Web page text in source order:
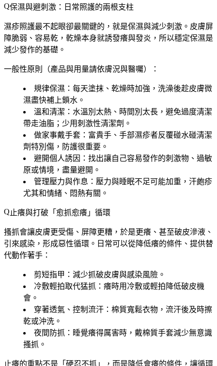
保濕與避刺激：日常照護的兩根支柱
濕疹照護最不起眼卻最關鍵的，就是保濕與減少刺激 。皮膚屏
障脆弱、容易乾，乾燥本身就誘發癢與發炎，所以穩定保濕是
減少發作的基礎。
一般性原則（產品與用量請依膚況與醫囑）：
規律保濕 ：每天塗抹、乾燥時加強，洗澡後趁皮膚微
濕盡快補上鎖水。
溫和清潔 ：水溫別太熱、時間別太長，避免過度清潔
帶走油脂；少用刺激性清潔劑。
做家事戴手套 ：富貴手、手部濕疹者反覆碰水碰清潔
劑特別傷，防護很重要。
避開個人誘因 ：找出讓自己容易發作的刺激物、過敏
原或情境，盡量避開。
管理壓力與作息 ：壓力與睡眠不足可能加重，汗皰疹
尤其和情緒、悶熱有關。
止癢與打破「愈抓愈癢」循環
搔抓會讓皮膚更受傷、屏障更糟，於是更癢、甚至破皮滲液、
引來感染，形成惡性循環。日常可以從降低癢的條件、提供替
代動作著手：
剪短指甲 ：減少抓破皮膚與感染風險。
冷敷輕拍取代猛抓 ：癢時用冷敷或輕拍降低破皮機
會。
穿著透氣、控制流汗 ：棉質寬鬆衣物，流汗後及時擦
乾或沖洗。
夜間防抓 ：睡覺癢得厲害時，戴棉質手套減少無意識
搔抓。
止癢的重點不是「硬忍不抓」，而是降低會癢的條件，讓循環